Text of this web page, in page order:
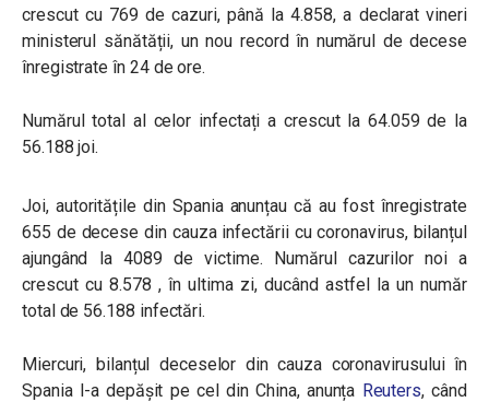
crescut cu 769 de cazuri, până la 4.858, a declarat vineri
ministerul sănătății, un nou record în numărul de decese
înregistrate în 24 de ore.
Numărul total al celor infectați a crescut la 64.059 de la
56.188 joi.
Joi, autoritățile din Spania anunțau că au fost înregistrate
655 de decese din cauza infectării cu coronavirus, bilanțul
ajungând la 4089 de victime. Numărul cazurilor noi a
crescut cu 8.578 , în ultima zi, ducând astfel la un număr
total de 56.188 infectări.
Miercuri, bilanțul deceselor din cauza coronavirusului în
Spania l-a depășit pe cel din China, anunța Reuters, când